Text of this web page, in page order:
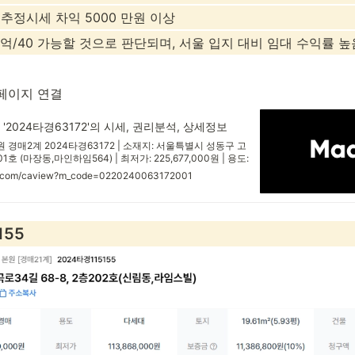
정시세 차익 5000 만원 이상
/40 가능할 것으로 판단되며, 서울 입지 대비 임대 수익률 높
이지 연결
타경63172'의 시세, 권리분석, 상세정보
경매2계 2024타경63172 | 소재지: 서울특별시 성동구 고
호 (마장동,마인하임564) | 최저가: 225,677,000원 | 용도:
caview?m_code=0220240063172001